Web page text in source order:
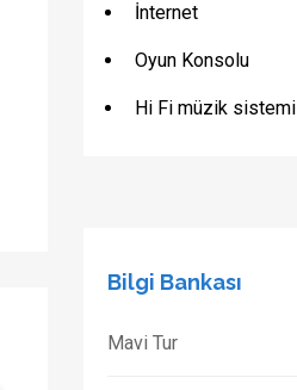
İnternet
Oyun Konsolu
Hi Fi müzik sistemi
Bilgi Bankası
Mavi Tur